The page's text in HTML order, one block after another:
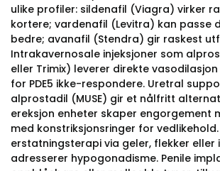
ulike profiler: sildenafil (Viagra) virker
kortere; vardenafil (Levitra) kan passe
bedre; avanafil (Stendra) gir raskest
Intrakavernosale injeksjoner som
eller Trimix) leverer direkte
for PDE5 ikke-respondere. Uretral
alprostadil (MUSE) gir et nålfritt
ereksjon enheter skaper engorgement
med konstriksjonsringer for
erstatningsterapi via geler, flekker eller
adresserer hypogonadisme. Penile